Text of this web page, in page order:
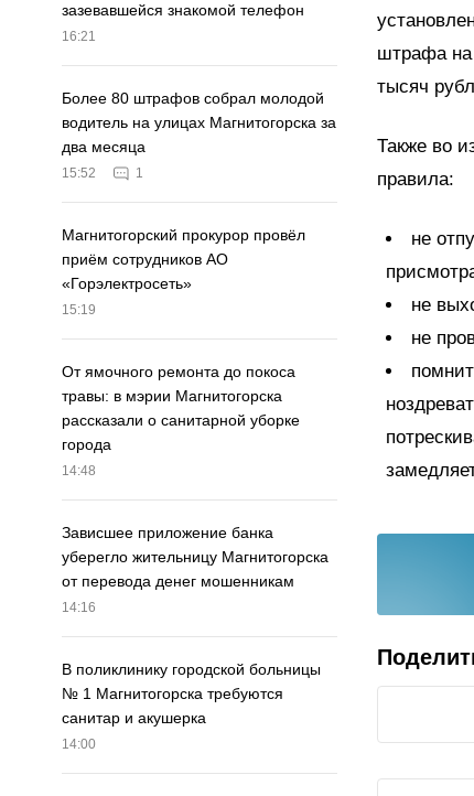
зазевавшейся знакомой телефон
16:21
Более 80 штрафов собрал молодой
водитель на улицах Магнитогорска за
два месяца
15:52 1
Магнитогорский прокурор провёл
приём сотрудников АО
«Горэлектросеть»
15:19
От ямочного ремонта до покоса
травы: в мэрии Магнитогорска
рассказали о санитарной уборке
города
14:48
Зависшее приложение банка
уберегло жительницу Магнитогорска
от перевода денег мошенникам
14:16
В поликлинику городской больницы
№ 1 Магнитогорска требуются
санитар и акушерка
14:00
штрафа на
тысяч
Также во
правила:
не
не
не